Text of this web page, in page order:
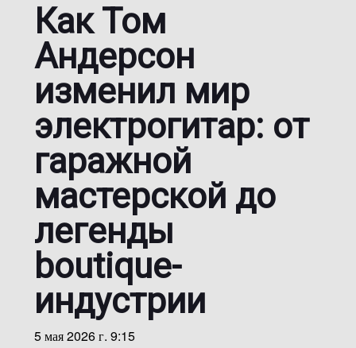
Как Том
Андерсон
изменил мир
электрогитар: от
гаражной
мастерской до
легенды
boutique-
индустрии
5 мая 2026 г. 9:15